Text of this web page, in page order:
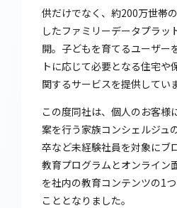
供だけでなく、約200万世帯
したファミリーデータプラッ
開。子どもを育てるユーザー
トに応じて必要となる住宅や
関するサービスを提供してい
この度同社は、個人のお客様
案を行う家族コンシェルジュ
卒など未経験社員を対象にブ
教育プログラムとオンライン
を社内の教育コンテンツの1
こととなりました。